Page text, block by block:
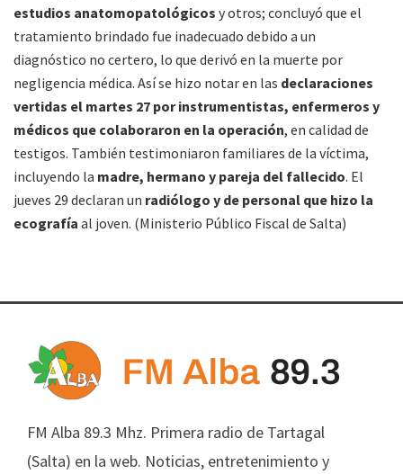
estudios anatomopatológicos y otros; concluyó que el
tratamiento brindado fue inadecuado debido a un
diagnóstico no certero, lo que derivó en la muerte por
negligencia médica. Así se hizo notar en las declaraciones
vertidas el martes 27 por instrumentistas, enfermeros y
médicos que colaboraron en la operación, en calidad de
testigos. También testimoniaron familiares de la víctima,
incluyendo la madre, hermano y pareja del fallecido. El
jueves 29 declaran un radiólogo y de personal que hizo la
ecografía al joven. (Ministerio Público Fiscal de Salta)
FM Alba 89.3 Mhz. Primera radio de Tartagal
(Salta) en la web. Noticias, entretenimiento y